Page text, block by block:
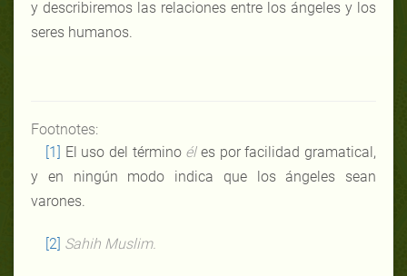
y describiremos las relaciones entre los ángeles y los
seres humanos.
Footnotes:
[1] El uso del término éles por facilidad gramatical,
y en ningún modo indica que los ángeles sean
varones.
[2] Sahih Muslim.